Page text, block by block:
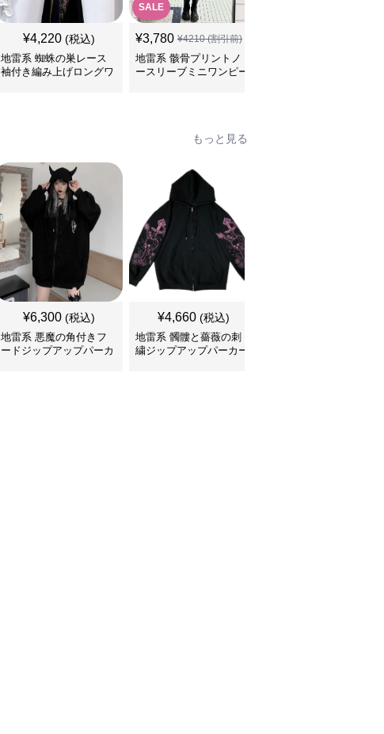
¥4,220 (税込)
地雷系 蜘蛛の巣レース
袖付き編み上げロングワ
SALE
¥3,780 ¥4210(割引前)
地雷系 骸骨プリントノ
ースリーブミニワンピー
もっと見る
¥6,300 (税込)
地雷系 悪魔の角付きフ
ードジップアップパーカ
¥4,660 (税込)
地雷系 髑髏と薔薇の刺
繍ジップアップパーカー